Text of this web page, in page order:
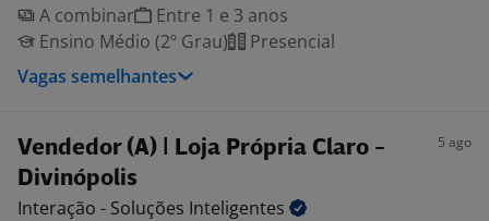
A combinar
Entre 1 e 3 anos
Ensino Médio (2º Grau)
Presencial
Vagas semelhantes
Vendedor (A) | Loja Própria Claro -
Divinópolis
5 ago
Interação - Soluções Inteligentes